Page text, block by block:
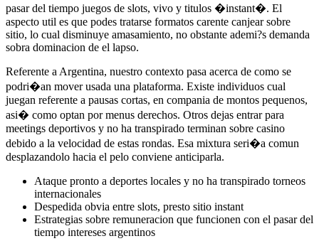
pasar del tiempo juegos de slots, vivo y titulos �instant�. El
aspecto util es que podes tratarse formatos carente canjear sobre
sitio, lo cual disminuye amasamiento, no obstante ademi?s demanda
sobra dominacion de el lapso.
Referente a Argentina, nuestro contexto pasa acerca de como se
podri�an mover usada una plataforma. Existe individuos cual
juegan referente a pausas cortas, en compania de montos pequenos,
asi� como optan por menus derechos. Otros dejas entrar para
meetings deportivos y no ha transpirado terminan sobre casino
debido a la velocidad de estas rondas. Esa mixtura seri�a comun
desplazandolo hacia el pelo conviene anticiparla.
Ataque pronto a deportes locales y no ha transpirado torneos
internacionales
Despedida obvia entre slots, presto sitio instant
Estrategias sobre remuneracion que funcionen con el pasar del
tiempo intereses argentinos